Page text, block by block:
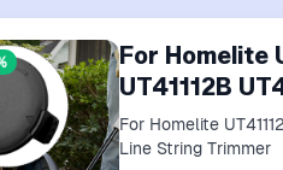
For Homelite
UT41112B
For Homelite
Line String Trimmer